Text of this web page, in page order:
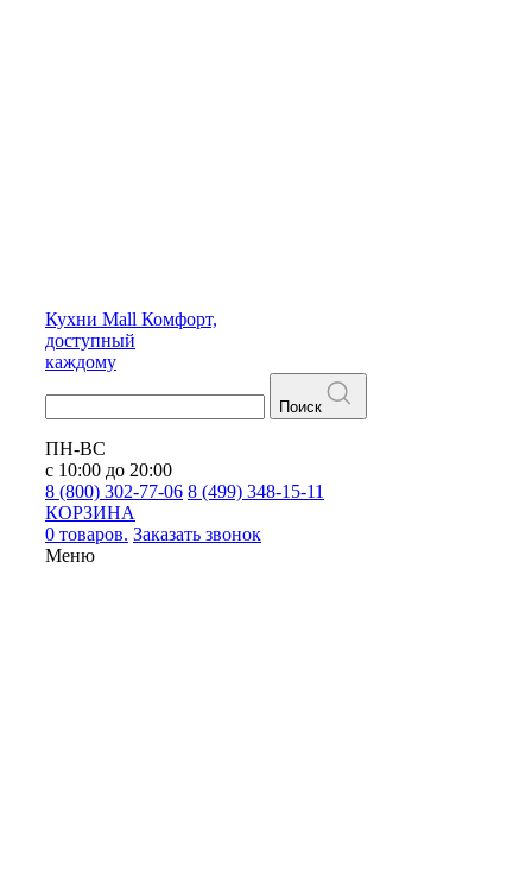
Кухни Mall Комфорт,
доступный
каждому
Поиск
ПН-ВС
с 10:00 до 20:00
8 (800) 302-77-06 8 (499) 348-15-11
КОРЗИНА
0 товаров. Заказать звонок
Меню